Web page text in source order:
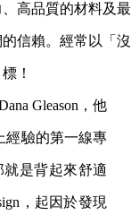
高品質的材料及最
信賴。經常以「沒
！
Gleason，他
經驗的第一線專
是背起來舒適
，起因於發現